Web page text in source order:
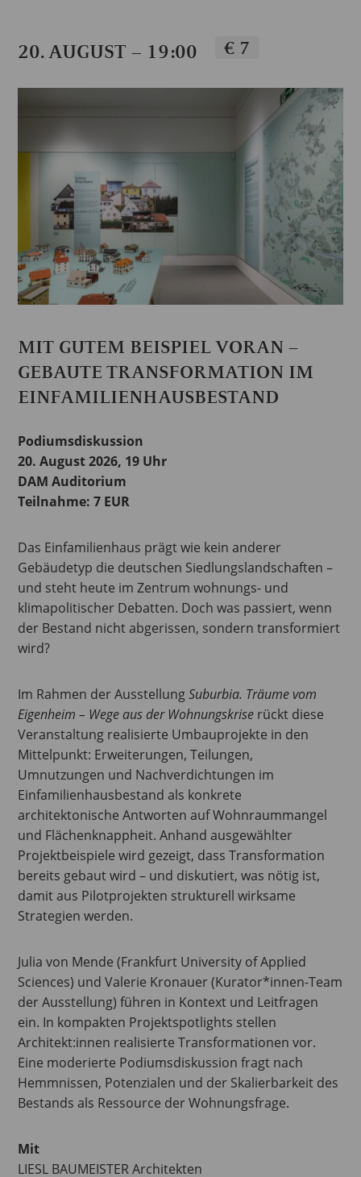
20. AUGUST – 19:00 € 7
MIT GUTEM BEISPIEL VORAN –
GEBAUTE TRANSFORMATION IM
EINFAMILIENHAUSBESTAND
Podiumsdiskussion
20. August 2026, 19 Uhr
DAM Auditorium
Teilnahme: 7 EUR
Das Einfamilienhaus prägt wie kein anderer
Gebäudetyp die deutschen Siedlungslandschaften –
und steht heute im Zentrum wohnungs- und
klimapolitischer Debatten. Doch was passiert, wenn
der Bestand nicht abgerissen, sondern transformiert
wird?
Im Rahmen der AusstellungSuburbia. Träume vom
Eigenheim – Wege aus der Wohnungskrise rückt diese
Veranstaltung realisierte Umbauprojekte in den
Mittelpunkt: Erweiterungen, Teilungen,
Umnutzungen und Nachverdichtungen im
Einfamilienhausbestand als konkrete
architektonische Antworten auf Wohnraummangel
und Flächenknappheit. Anhand ausgewählter
Projektbeispiele wird gezeigt, dass Transformation
bereits gebaut wird – und diskutiert, was nötig ist,
damit aus Pilotprojekten strukturell wirksame
Strategien werden.
Julia von Mende (Frankfurt University of Applied
Sciences) und Valerie Kronauer (Kurator*innen-Team
der Ausstellung) führen in Kontext und Leitfragen
ein. In kompakten Projektspotlights stellen
Architekt:innen realisierte Transformationen vor.
Eine moderierte Podiumsdiskussion fragt nach
Hemmnissen, Potenzialen und der Skalierbarkeit des
Bestands als Ressource der Wohnungsfrage.
Mit
LIESL BAUMEISTER Architekten